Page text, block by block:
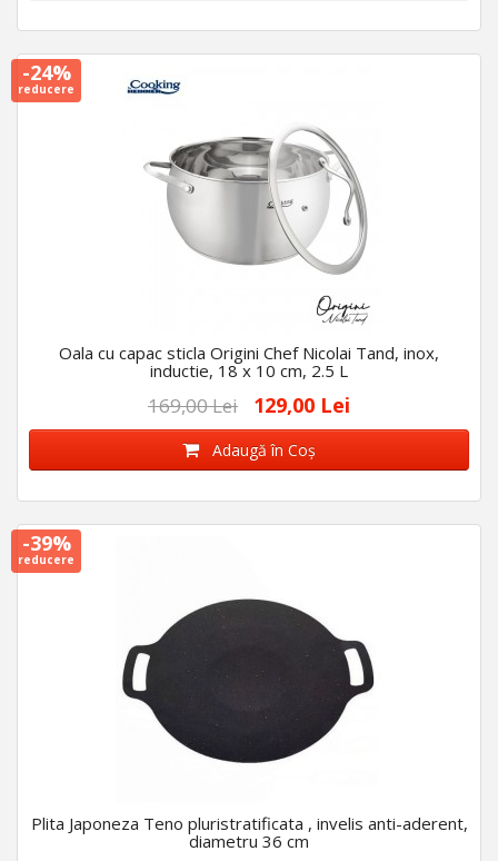
-24%
reducere
Oala cu capac sticla Origini Chef Nicolai Tand, inox,
inductie, 18 x 10 cm, 2.5 L
169,00 Lei 129,00 Lei
Adaugă în Coş
-39%
reducere
Plita Japoneza Teno pluristratificata , invelis anti-aderent,
diametru 36 cm